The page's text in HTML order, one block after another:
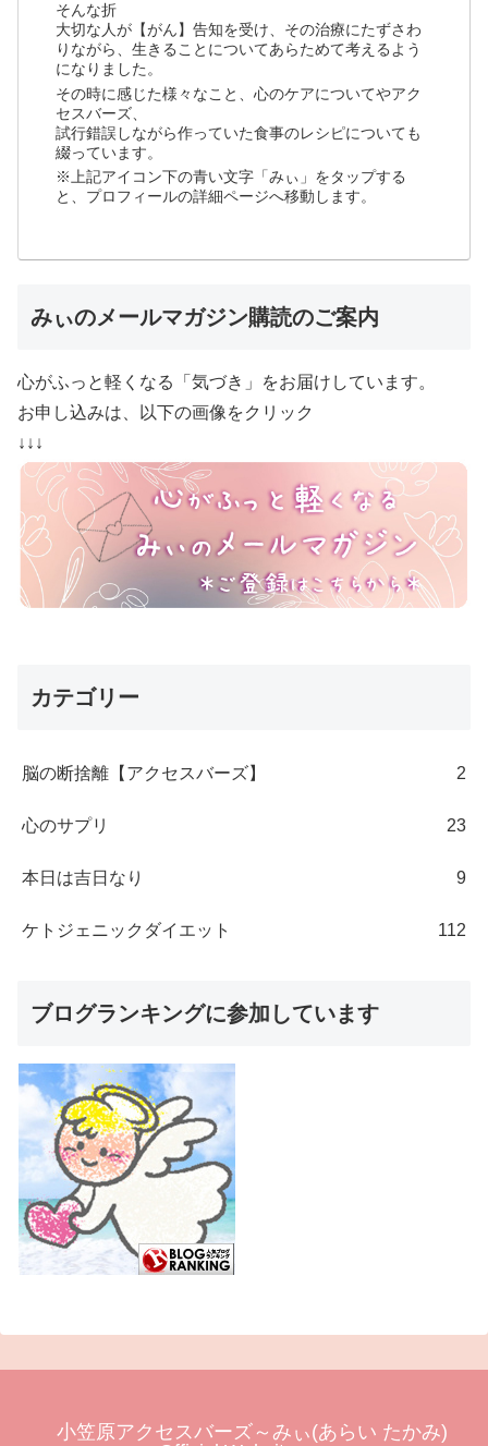
そんな折
大切な人が【がん】告知を受け、その治療にたずさわ
りながら、生きることについてあらためて考えるよう
になりました。
その時に感じた様々なこと、心のケアについてやアク
セスバーズ、
試行錯誤しながら作っていた食事のレシピについても
綴っています。
※上記アイコン下の青い文字「みぃ」をタップする
と、プロフィールの詳細ページへ移動します。
みぃのメールマガジン購読のご案内
心がふっと軽くなる「気づき」をお届けしています。
お申し込みは、以下の画像をクリック
↓↓↓
カテゴリー
脳の断捨離【アクセスバーズ】 2
心のサプリ 23
本日は吉日なり 9
ケトジェニックダイエット 112
ブログランキングに参加しています
小笠原アクセスバーズ～みぃ(あらい たかみ)